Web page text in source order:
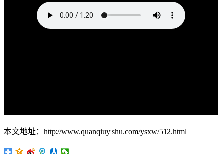
本文地址：http://www.quanqiuyishu.com/ysxw/512.html